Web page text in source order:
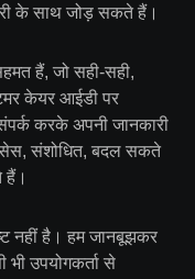
के साथ जोड़ सकते हैं।
हैं, जो सही-सही,
केयर आईडी पर
करके अपनी जानकारी
संशोधित, बदल सकते
हैं।
नहीं है। हम जानबूझकर
उपयोगकर्ता से